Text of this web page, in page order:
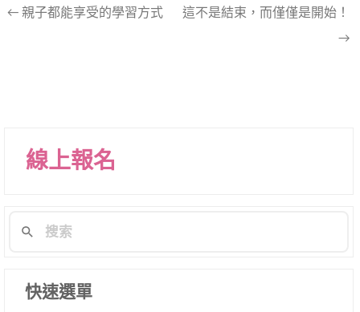
文
← 親子都能享受的學習方式
這不是結束，而僅僅是開始！
→
線上報名
快速選單